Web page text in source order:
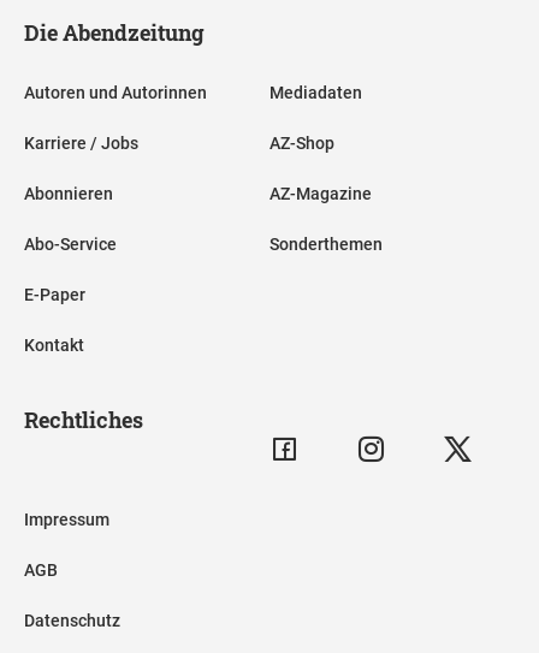
Die Abendzeitung
Autoren und Autorinnen
Karriere / Jobs
Abonnieren
Abo-Service
E-Paper
Kontakt
Mediadaten
AZ-Shop
AZ-Magazine
Sonderthemen
Rechtliches
Impressum
AGB
Datenschutz